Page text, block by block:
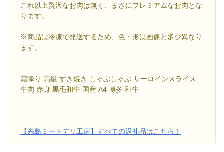
これ以上贅沢なお肉は無く、まさにプレミアムなお肉とな
ります。
※商品は冷凍で発送するため、色・形は画像と多少異なり
ます。
霜降り 高級 すき焼き しゃぶしゃぶ サーロインスライス
牛肉 赤身 黒毛和牛 国産 A4 博多 和牛
【糸島ミートデリ工房】すべての返礼品はこちら！